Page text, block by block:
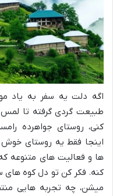
اگه دلت یه سفر به یاد
طبیعت گردی گرفته تا
کنی، روستای جواهرده
اینجا فقط یه روستای خوش
ها و فعالیت های متنوعه
کنه. فکر کن تو دل کوه های
میشن، چه تجربه هایی